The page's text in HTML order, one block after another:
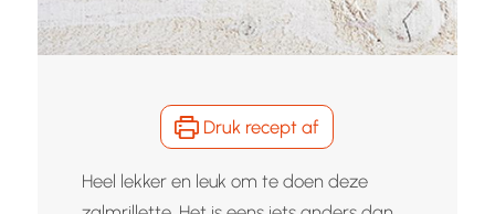
Druk recept af
Heel lekker en leuk om te doen deze